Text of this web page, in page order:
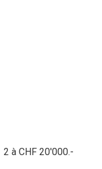
2 à CHF 20'000.-